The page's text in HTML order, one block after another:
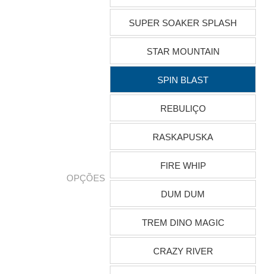
OPÇÕES
SUPER SOAKER SPLASH
STAR MOUNTAIN
SPIN BLAST
REBULIÇO
RASKAPUSKA
FIRE WHIP
DUM DUM
TREM DINO MAGIC
CRAZY RIVER